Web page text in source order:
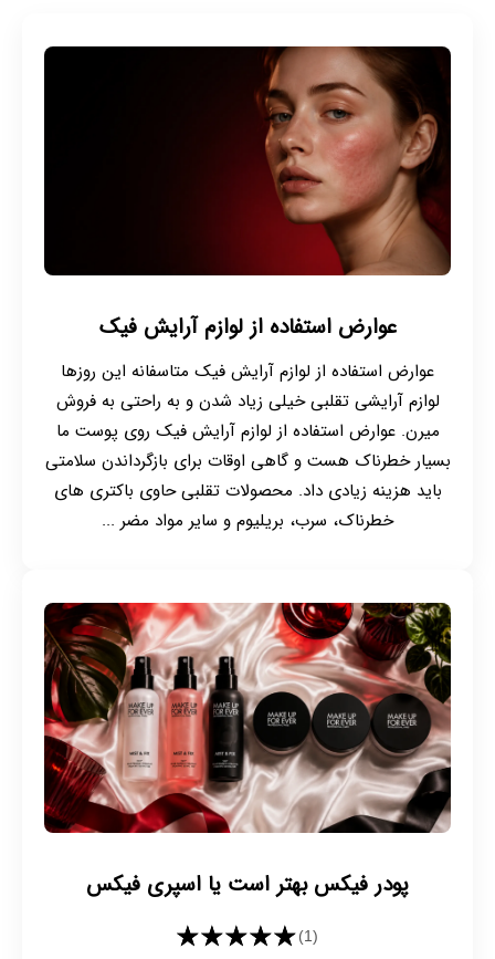
عوارض استفاده از لوازم آرایش فیک
عوارض استفاده از لوازم آرایش فیک متاسفانه این روزها
لوازم آرایشی تقلبی خیلی زیاد شدن و به راحتی به فروش
میرن. عوارض استفاده از لوازم آرایش فیک روی پوست ما
بسیار خطرناک هست و گاهی اوقات برای بازگرداندن سلامتی
باید هزینه زیادی داد. محصولات تقلبی حاوی باکتری های
خطرناک، سرب، بریلیوم و سایر مواد مضر ...
پودر فیکس بهتر است یا اسپری فیکس
★★★★★(1)